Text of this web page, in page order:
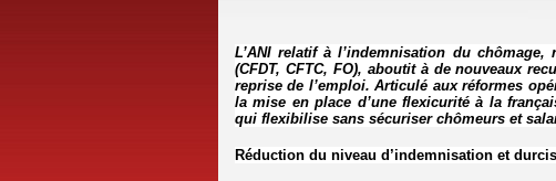
L’ANI relatif à l’indemnisation du
(CFDT, CFTC, FO), aboutit à de nouveaux
reprise de l’emploi. Articulé aux réformes
la mise en place d’une flexicurité à la
qui flexibilise sans sécuriser chômeurs et
Réduction du niveau d’indemnisation et